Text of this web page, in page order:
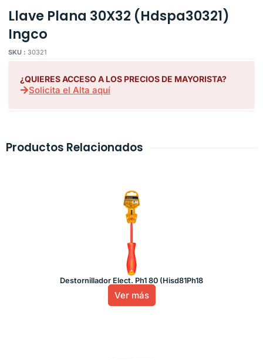
Llave Plana 30X32 (Hdspa30321)
Ingco
SKU : 30321
¿QUIERES ACCESO A LOS PRECIOS DE MAYORISTA?
Solicita el Alta aquí
Productos Relacionados
Destornillador Elect. Ph1 80 (Hisd81Ph18
Ver más